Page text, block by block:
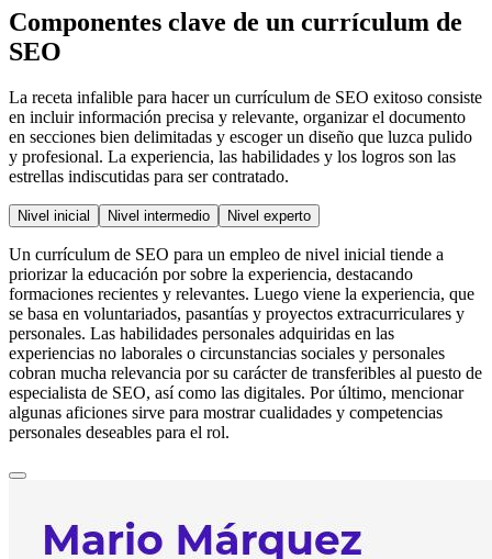
Componentes clave de un currículum de
SEO
La receta infalible para hacer un currículum de SEO exitoso consiste
en incluir información precisa y relevante, organizar el documento
en secciones bien delimitadas y escoger un diseño que luzca pulido
y profesional. La experiencia, las habilidades y los logros son las
estrellas indiscutidas para ser contratado.
Nivel inicial Nivel intermedio Nivel experto
Un currículum de SEO para un empleo de nivel inicial tiende a
priorizar la educación por sobre la experiencia, destacando
formaciones recientes y relevantes. Luego viene la experiencia, que
se basa en voluntariados, pasantías y proyectos extracurriculares y
personales. Las habilidades personales adquiridas en las
experiencias no laborales o circunstancias sociales y personales
cobran mucha relevancia por su carácter de transferibles al puesto de
especialista de SEO, así como las digitales. Por último, mencionar
algunas aficiones sirve para mostrar cualidades y competencias
personales deseables para el rol.